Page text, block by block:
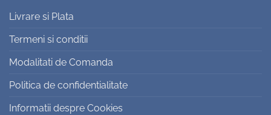
Livrare si Plata
Termeni si conditii
Modalitati de Comanda
Politica de confidentialitate
Informatii despre Cookies